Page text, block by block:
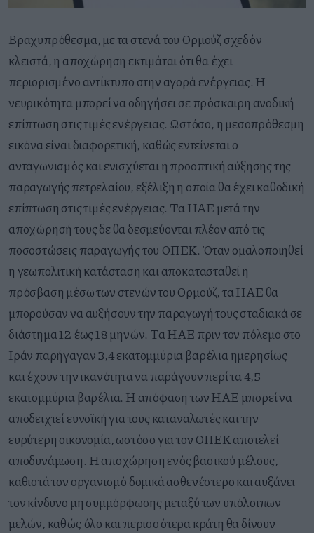
Βραχυπρόθεσμα,με τα στενά του Ορμούζ σχεδόν
κλειστά, η αποχώρηση εκτιμάται ότι θα έχει
περιορισμένο αντίκτυπο στην αγορά ενέργειας. Η
νευρικότητα μπορεί να οδηγήσει σε πρόσκαιρη ανοδική
επίπτωση στις τιμές ενέργειας. Ωστόσο,η μεσοπρόθεσμη
εικόνα είναι διαφορετική, καθώς εντείνεται ο
ανταγωνισμός και ενισχύεται η προοπτική αύξησης της
παραγωγής πετρελαίου, εξέλιξη η οποία θα έχει καθοδική
επίπτωση στις τιμές ενέργειας. Τα ΗΑΕ μετά την
αποχώρησή τους δε θα δεσμεύονται πλέον από τις
ποσοστώσεις παραγωγής του ΟΠΕΚ. Όταν ομαλοποιηθεί
η γεωπολιτική κατάσταση καιαποκατασταθεί η
πρόσβαση μέσω των στενών του Ορμούζ, ταΗΑΕ θα
μπορούσαν να αυξήσουν την παραγωγή τους σταδιακά σε
διάστημα 12 έως 18 μηνών. Τα ΗΑΕ πριν τον πόλεμο στο
Ιράν παρήγαγαν 3,4 εκατομμύρια βαρέλια ημερησίως
και έχουν την ικανότητα να παράγουν περί τα 4,5
εκατομμύρια βαρέλια. Η απόφαση των ΗΑΕ μπορεί να
αποδειχτεί ευνοϊκή γιατους καταναλωτές και την
ευρύτερη οικονομία, ωστόσο για τον ΟΠΕΚ αποτελεί
αποδυνάμωση. Η αποχώρηση ενός βασικού μέλους,
καθιστά τον οργανισμόδομικά ασθενέστερο καιαυξάνει
τον κίνδυνο μη συμμόρφωσης μεταξύ των υπόλοιπων
μελών,καθώς όλο και περισσότερα κράτη θα δίνουν